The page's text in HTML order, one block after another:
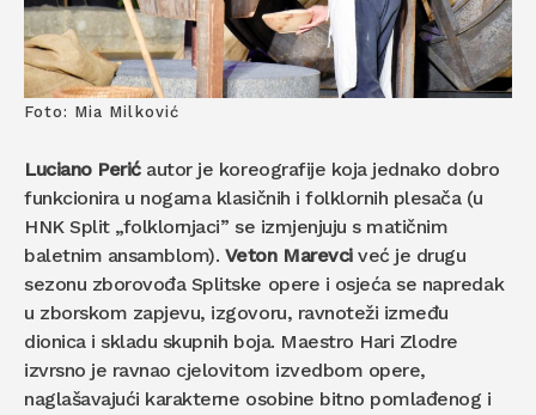
Foto: Mia Milković
Luciano Perićautor je koreografije koja jednako dobro
funkcionira u nogama klasičnih i folklornih plesača (u
HNK Split „folklornjaci” se izmjenjuju s matičnim
baletnim ansamblom). Veton Marevciveć je drugu
sezonu zborovođa Splitske opere i osjeća se napredak
u zborskom zapjevu, izgovoru, ravnoteži između
dionica i skladu skupnih boja. Maestro Hari Zlodre
izvrsno je ravnao cjelovitom izvedbom opere,
naglašavajući karakterne osobine bitno pomlađenog i